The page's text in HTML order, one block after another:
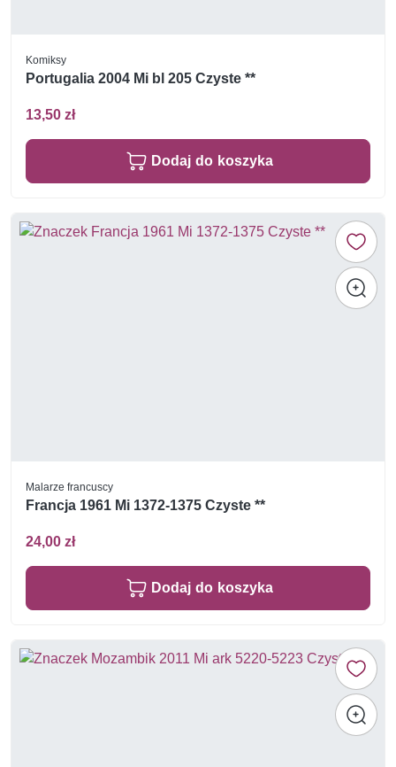
Komiksy
Portugalia 2004 Mi bl 205 Czyste **
13,50 zł
Dodaj do koszyka
Malarze francuscy
Francja 1961 Mi 1372-1375 Czyste **
24,00 zł
Dodaj do koszyka